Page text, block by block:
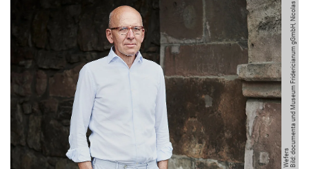
Bil
d:
d
oc
u
m
e
n
t
a
u
n
d
M
u
s
e
u
m
F
ri
d
e
ri
ci
a
n
u
m
g
G
m
b
H,
Ni
c
ol
a
s
W
e
f
e
r
s